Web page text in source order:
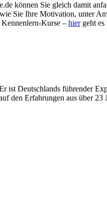
können Sie gleich damit
Sie Ihre Motivation, unter
Kurse – hiergeht es
Deutschlands führender
den Erfahrungen aus über